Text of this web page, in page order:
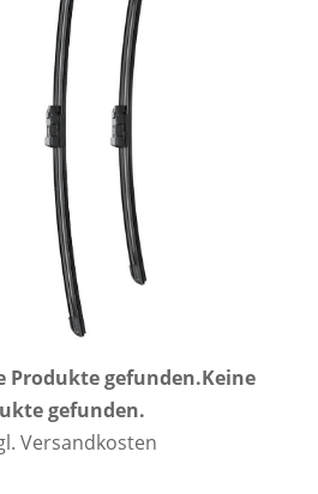
Produkte gefunden.Keine
gefunden.
Versandkosten